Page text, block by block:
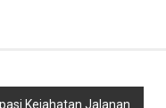
Kejahatan Jalanan